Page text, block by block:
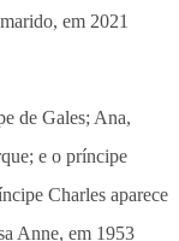
em 2021